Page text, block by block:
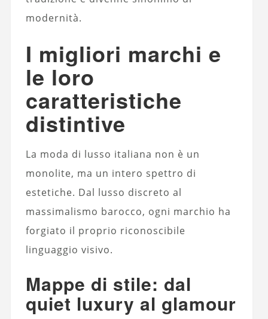
modernità.
I migliori marchi e
le loro
caratteristiche
distintive
La moda di lusso italiana non è un
monolite, ma un intero spettro di
estetiche. Dal lusso discreto al
massimalismo barocco, ogni marchio ha
forgiato il proprio riconoscibile
linguaggio visivo.
Mappe di stile: dal
quiet luxury al glamour